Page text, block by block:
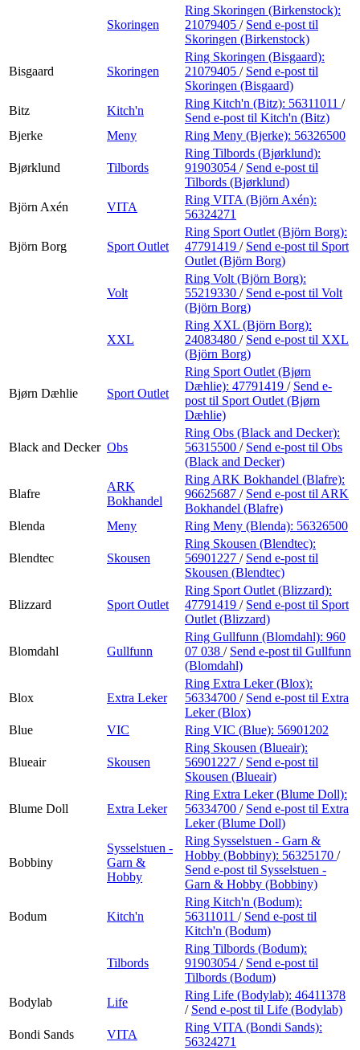
Skoringen
Ring Skoringen (Birkenstock):
21079405 / Send e-post til
Skoringen (Birkenstock)
Bisgaard Skoringen
Ring Skoringen (Bisgaard):
21079405 / Send e-post til
Skoringen (Bisgaard)
Bitz
Kitch'n
Ring Kitch'n (Bitz): 56311011 /
Send e-post til Kitch'n (Bitz)
Bjerke
Meny Ring Meny (Bjerke): 56326500
Bjørklund Tilbords
Ring Tilbords (Bjørklund):
91903054 / Send e-post til
Tilbords (Bjørklund)
Björn Axén
VITA
Ring VITA (Björn Axén):
56324271
Björn Borg Sport Outlet
Ring Sport Outlet (Björn Borg):
47791419 / Send e-post til Sport
Outlet (Björn Borg)
Volt
Ring Volt (Björn Borg):
55219330 / Send e-post til Volt
(Björn Borg)
XXL
Ring XXL (Björn Borg):
24083480 / Send e-post til XXL
(Björn Borg)
Bjørn Dæhlie Sport Outlet
Ring Sport Outlet (Bjørn
Dæhlie): 47791419 / Send e-
post til Sport Outlet (Bjørn
Dæhlie)
Black and Decker Obs
Ring Obs (Black and Decker):
56315500 / Send e-post til Obs
(Black and Decker)
Blafre
ARK
Bokhandel
Ring ARK Bokhandel (Blafre):
96625687 / Send e-post til ARK
Bokhandel (Blafre)
Blenda
Meny Ring Meny (Blenda): 56326500
Blendtec Skousen
Ring Skousen (Blendtec):
56901227 / Send e-post til
Skousen (Blendtec)
Blizzard Sport Outlet
Ring Sport Outlet (Blizzard):
47791419 / Send e-post til Sport
Outlet (Blizzard)
Blomdahl Gullfunn
Ring Gullfunn (Blomdahl): 960
07 038 / Send e-post til Gullfunn
(Blomdahl)
Blox Extra Leker
Ring Extra Leker (Blox):
56334700 / Send e-post til Extra
Leker (Blox)
Blue
VIC Ring VIC (Blue): 56901202
Blueair Skousen
Ring Skousen (Blueair):
56901227 / Send e-post til
Skousen (Blueair)
Blume Doll Extra Leker
Ring Extra Leker (Blume Doll):
56334700 / Send e-post til Extra
Leker (Blume Doll)
Bobbiny
Sysselstuen -
Garn &
Hobby
Ring Sysselstuen - Garn &
Hobby (Bobbiny): 56325170 /
Send e-post til Sysselstuen -
Garn & Hobby (Bobbiny)
Bodum Kitch'n
Ring Kitch'n (Bodum):
56311011 / Send e-post til
Kitch'n (Bodum)
Tilbords
Ring Tilbords (Bodum):
91903054 / Send e-post til
Tilbords (Bodum)
Bodylab
Life
Ring Life (Bodylab): 46411378
/ Send e-post til Life (Bodylab)
Bondi Sands
VITA
Ring VITA (Bondi Sands):
56324271